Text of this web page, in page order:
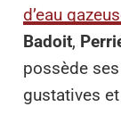
d’eau
Badoit,
possède
gustatives